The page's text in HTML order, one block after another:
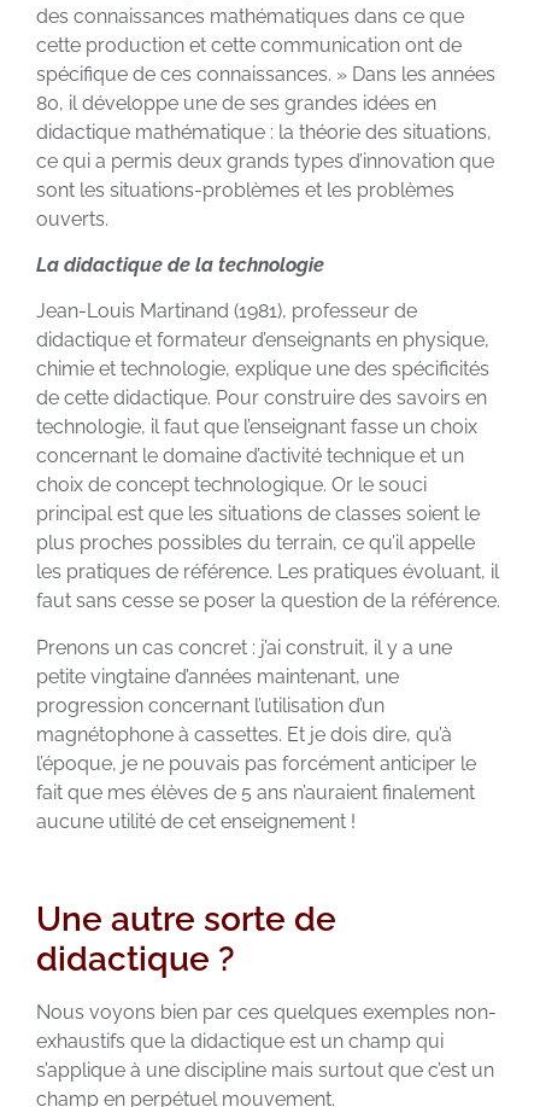
des connaissances mathématiques dans ce que
cette production et cette communication ont de
spécifique de ces connaissances. » Dans les années
80, il développe une de ses grandes idées en
didactique mathématique : la théorie des situations,
ce qui a permis deux grands types d’innovation que
sont les situations-problèmes et les problèmes
ouverts.
La didactique de la technologie
Jean-Louis Martinand (1981), professeur de
didactique et formateur d’enseignants en physique,
chimie et technologie, explique une des spécificités
de cette didactique. Pour construire des savoirs en
technologie, il faut que l’enseignant fasse un choix
concernant le domaine d’activité technique et un
choix de concept technologique. Or le souci
principal est que les situations de classes soient le
plus proches possibles du terrain, ce qu’il appelle
les pratiques de référence. Les pratiques évoluant, il
faut sans cesse se poser la question de la référence.
Prenons un cas concret : j’ai construit, il y a une
petite vingtaine d’années maintenant, une
progression concernant l’utilisation d’un
magnétophone à cassettes. Et je dois dire, qu’à
l’époque, je ne pouvais pas forcément anticiper le
fait que mes élèves de 5 ans n’auraient finalement
aucune utilité de cet enseignement !
Une autre sorte de
didactique ?
Nous voyons bien par ces quelques exemples non-
exhaustifs que la didactique est un champ qui
s’applique à une discipline mais surtout que c’est un
champ en perpétuel mouvement.